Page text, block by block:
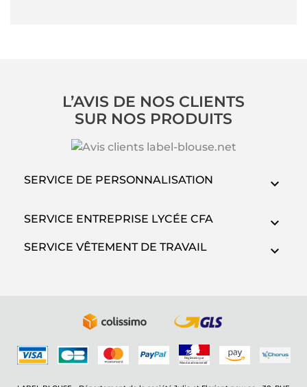
L’AVIS DE NOS CLIENTS
SUR NOS PRODUITS
SERVICE DE PERSONNALISATION
SERVICE ENTREPRISE LYCÉE CFA
SERVICE VÊTEMENT DE TRAVAIL